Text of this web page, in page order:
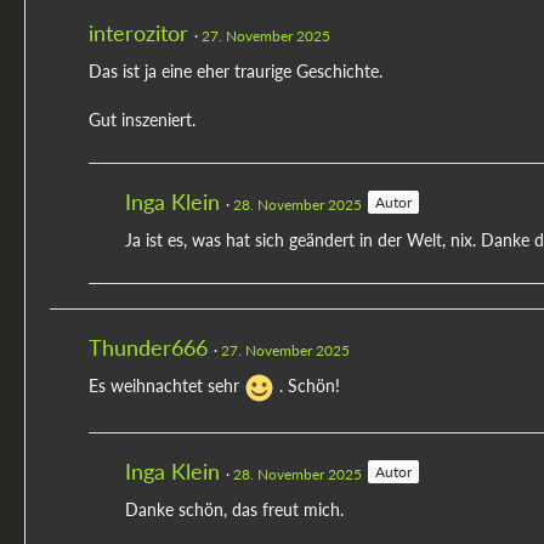
interozitor 27. November 2025
Das ist ja eine eher traurige Geschichte.
Gut inszeniert.
Inga Klein 28. November 2025 Autor
Ja ist es, was hat sich geändert in der Welt, nix. Danke
Thunder666 27. November 2025
Es weihnachtet sehr . Schön!
Inga Klein 28. November 2025 Autor
Danke schön, das freut mich.